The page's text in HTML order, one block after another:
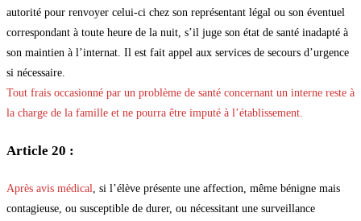
autorité pour renvoyer celui-ci chez son représentant légal ou son éventuel
correspondant à toute heure de la nuit, s’il juge son état de santé inadapté à
son maintien à l’internat. Il est fait appel aux services de secours d’urgence
si nécessaire.
Tout frais occasionné par un problème de santé concernant un interne reste à
la charge de la famille et ne pourra être imputé à l’établissement.
Article 20 :
Après avis médical , si l’élève présente une affection, même bénigne mais
contagieuse, ou susceptible de durer, ou nécessitant une surveillance